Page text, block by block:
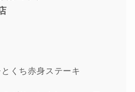
くち赤身ステーキ